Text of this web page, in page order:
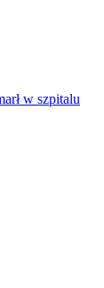
w szpitalu